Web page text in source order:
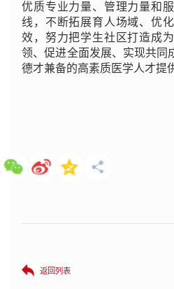
优质专业力量、管理力量和
线，不断拓展育人场域、优
效，努力把学生社区打造成
领、促进全面发展、实现共同
德才兼备的高素质医学人才提
返回列表